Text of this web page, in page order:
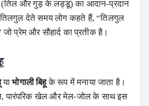
और गुड़ के लड्डू) का आदान-प्रदान
तिलगुल देते समय लोग कहते हैं, “तिलगुल
जो प्रेम और सौहार्द का प्रतीक है।
याभोगाली बिहूके रूप में मनाया जाता है।
पारंपरिक खेल और मेल-जोल के साथ इस